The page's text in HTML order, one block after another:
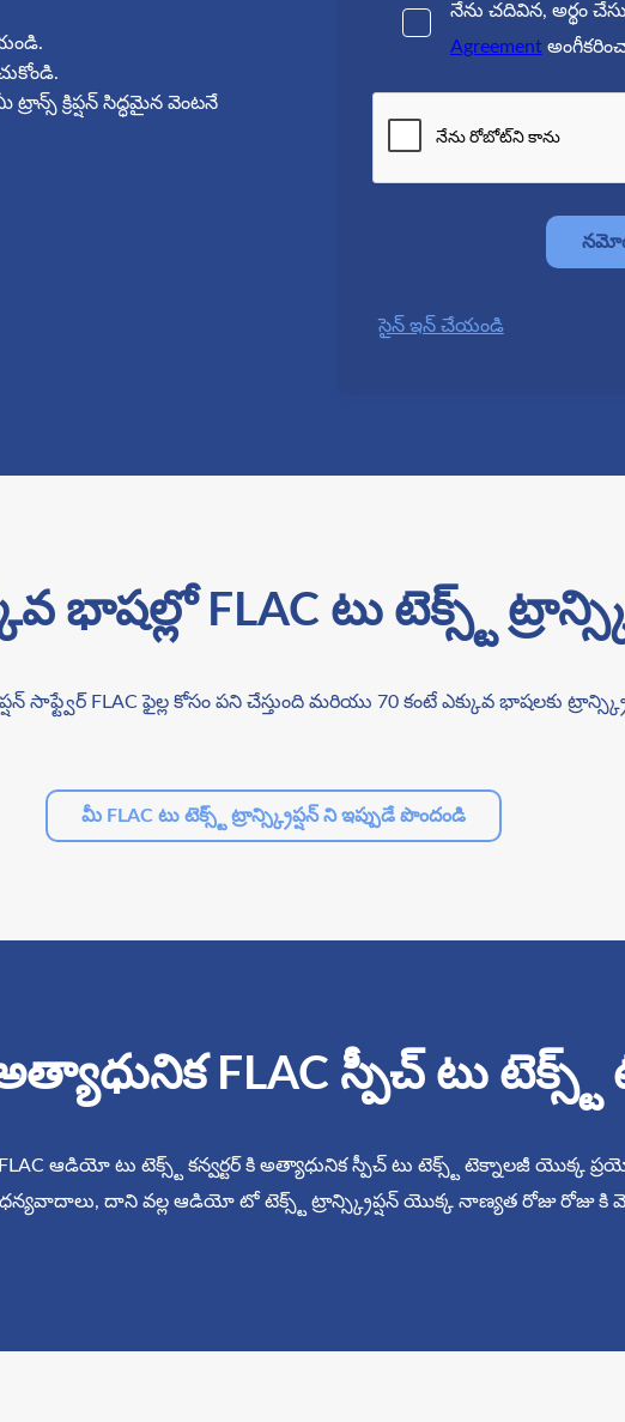
నేను చదివిన, అర్థం
Agreement
సైన్ ఇన్ చేయండి
క్రిప్షన్ సిద్ధమైన వెంటనే
భాషల్లో FLAC టు టెక్స్ట్
సాఫ్ట్వేర్ FLAC ఫైల్ల కోసం పని చేస్తుంది మరియు 70 కంటే ఎక్కువ భాషలకు
మీ FLAC టు టెక్స్ట్ ట్రాన్స్క్రిప్షన్ ని ఇప్పుడే పొందండి
FLAC స్పీచ్ టు
ఆడియో టు టెక్స్ట్ కన్వర్టర్ కి అత్యాధునిక స్పీచ్ టు టెక్స్ట్ టెక్నాలజీ యొక్క
దాని వల్ల ఆడియో టో టెక్స్ట్ ట్రాన్స్క్రిప్షన్ యొక్క నాణ్యత రోజు రోజు కి